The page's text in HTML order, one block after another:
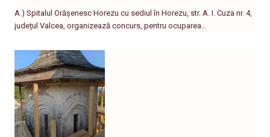
A.) Spitalul Orășenesc Horezu cu sediul în Horezu, str. A. I. Cuza nr. 4,
județul Valcea, organizează concurs, pentru ocuparea…